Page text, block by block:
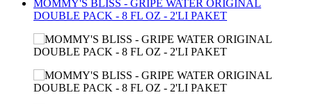
MOMMY'S BLISS - GRIPE WATER ORIGINAL
DOUBLE PACK - 8 FL OZ - 2'LI PAKET